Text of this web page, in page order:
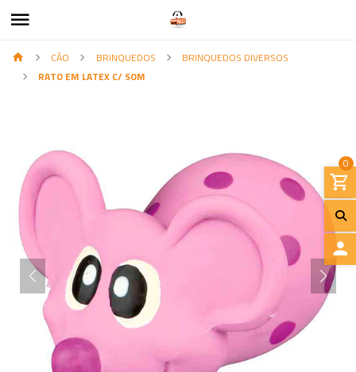
0
I
N
CÃO BRINQUEDOS
BRINQUEDOS DIVERSOS
RATO EM LATEX C/ SOM